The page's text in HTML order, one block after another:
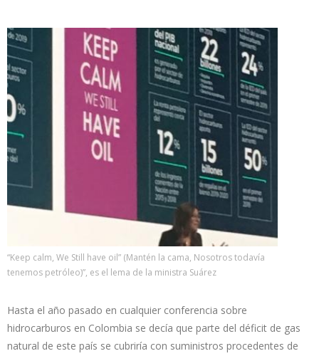
“Keep calm, We Still have oil” (Mantén la cama, Nosotros todavía
tenemos petróleo)”, es el lema de la ministra Suárez
Hasta el año pasado en cualquier conferencia sobre
hidrocarburos en Colombia se decía que parte del déficit de gas
natural de este país se cubriría con suministros procedentes de